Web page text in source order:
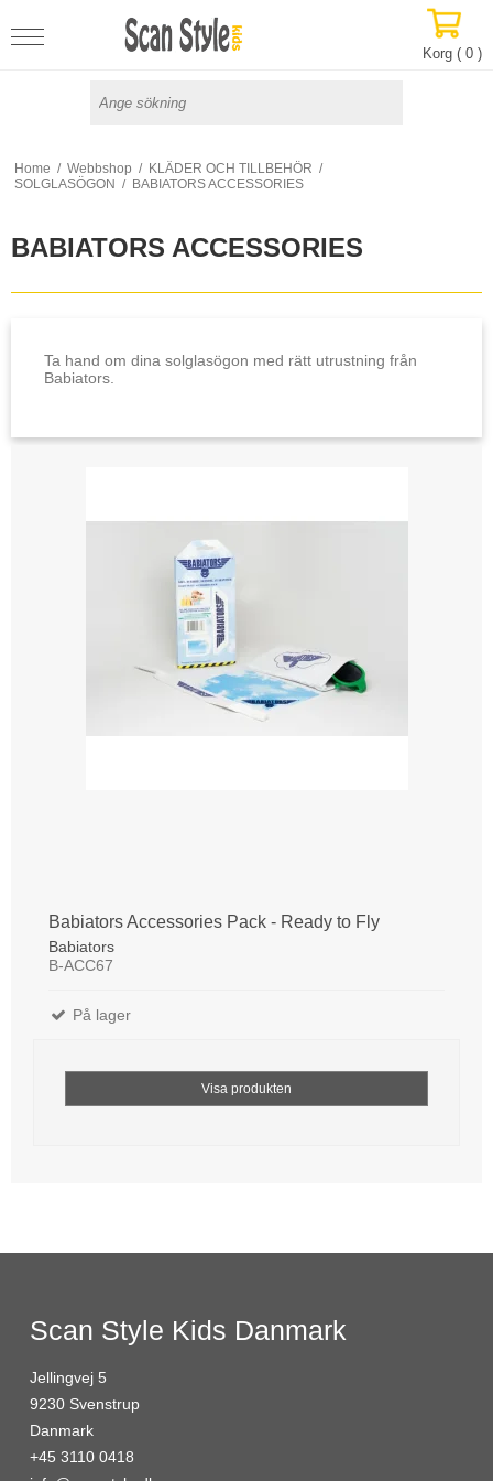
Korg ( 0 )
Home / Webbshop / KLÄDER OCH TILLBEHÖR /
SOLGLASÖGON / BABIATORS ACCESSORIES
BABIATORS ACCESSORIES
Ta hand om dina solglasögon med rätt utrustning från
Babiators.
Babiators Accessories Pack - Ready to Fly
Babiators
B-ACC67
På lager
Visa produkten
Scan Style Kids Danmark
Jellingvej 5
9230 Svenstrup
Danmark
+45 3110 0418